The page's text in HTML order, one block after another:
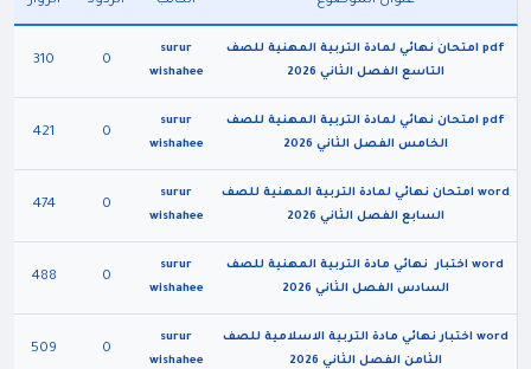
pdf امتحان نهائي لمادة التربية المهنية للصف
التاسع الفصل الثاني 2026
surur
wishahee
0
310
pdf امتحان نهائي لمادة التربية المهنية للصف
الخامس الفصل الثاني 2026
surur
wishahee
0
421
word امتحان نهائي لمادة التربية المهنية للصف
السابع الفصل الثاني 2026
surur
wishahee
0
474
word اختبار نهائي مادة التربية المهنية للصف
السادس الفصل الثاني 2026
surur
wishahee
0
488
word اختبار نهائي مادة التربية الاسلامية للصف
الثامن الفصل الثاني 2026
surur
wishahee
0
509